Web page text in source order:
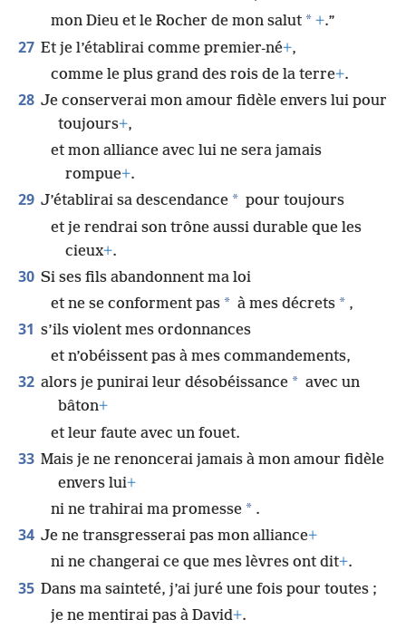
mon Dieu et le Rocher de mon salut * +.”
27 Et je l’établirai comme premier-né+,
comme le plus grand des rois de la terre+.
28 Je conserverai mon amour fidèle envers lui pour
toujours+,
et mon alliance avec lui ne sera jamais
rompue+.
29 J’établirai sa descendance * pour toujours
et je rendrai son trône aussi durable que les
cieux+.
30 Si ses fils abandonnent ma loi
et ne se conforment pas * à mes décrets * ,
31 s’ils violent mes ordonnances
et n’obéissent pas à mes commandements,
32 alors je punirai leur désobéissance * avec un
bâton+
et leur faute avec un fouet.
33 Mais je ne renoncerai jamais à mon amour fidèle
envers lui+
ni ne trahirai ma promesse * .
34 Je ne transgresserai pas mon alliance+
ni ne changerai ce que mes lèvres ont dit+.
35 Dans ma sainteté, j’ai juré une fois pour toutes ;
je ne mentirai pas à David+.